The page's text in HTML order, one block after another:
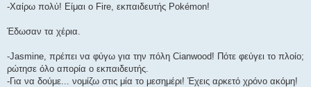
-Χαίρω πολύ! Είμαι ο Fire, εκπαιδευτής Pokémon!
Έδωσαν τα χέρια.
-Jasmine, πρέπει να φύγω για την πόλη Cianwood! Πότε φεύγει το πλοίο;
ρώτησε όλο απορία ο εκπαιδευτής.
-Για να δούμε... νομίζω στις μία το μεσημέρι! Έχεις αρκετό χρόνο ακόμη!